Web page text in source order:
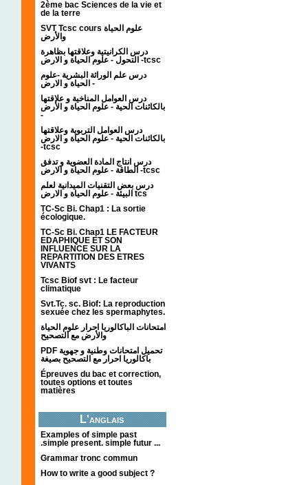
2ème bac Sciences de la vie et
de la terre
SVT Tcsc cours علوم الحياة
والأرض
درس الكرانيتية وعلاقتها بظاهرة
التحول - علوم الحياة و الارض -tcsc
درس علم الوراثة البشرية -علوم
الحياة و الارض -
درس العوامل المناخية و علاقتها
بالكائنات الحية - علوم الحياة و الأرض
-
درس العوامل التربوية وعلاقتها
بالكائنات الحية - علوم الحياة و الارض
-tcsc
درس انتاج المادة العضوية و تدفق
الطاقة - علوم الحياة و الارض -tcsc
درس بعض التقنيات الميدانية لعلم
البيئة - علوم الحياة و الارض tcs
TC-Sc Bi. Chap1 : La sortie
écologique.
TC-Sc Bi. Chap1 LE FACTEUR
EDAPHIQUE ET SON
INFLUENCE SUR LA
REPARTITION DES ETRES
VIVANTS
Tcsc Biof svt : Le facteur
climatique
Svt.Tc. sc. Biof: La reproduction
sexuée chez les spermaphytes.
امتحانات الباكالوريا احرار علوم الحياة
والأرض مع التصحيح
PDF تحميل امتحانات وطنية و جهوية
باكالوريا احرار مع التصحيح بصيغة
Épreuves du bac et correction,
toutes options et toutes
matières
L'anglais
Examples of simple past
.simple present. simple futur ...
Grammar tronc commun
How to write a good subject ?